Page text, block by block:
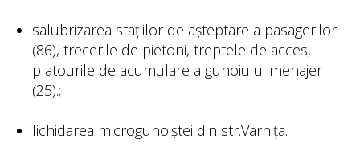
salubrizarea stațiilor de așteptare a pasagerilor
(86), trecerile de pietoni, treptele de acces,
platourile de acumulare a gunoiului menajer
(25).;
lichidarea microgunoiștei din str.Varnița.